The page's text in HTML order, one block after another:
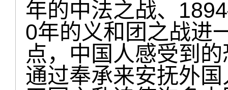
年的中法之战、
0年的义和团之战进
点，中国人感受到
通过奉承来安抚外